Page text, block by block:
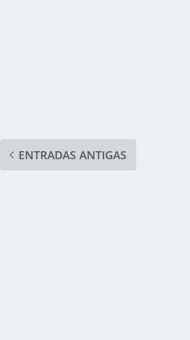
ENTRADAS ANTIGAS